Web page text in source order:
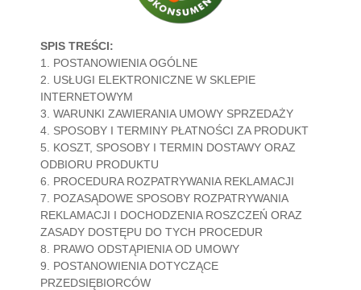
SPIS TREŚCI:
1. POSTANOWIENIA OGÓLNE
2. USŁUGI ELEKTRONICZNE W SKLEPIE
INTERNETOWYM
3. WARUNKI ZAWIERANIA UMOWY SPRZEDAŻY
4. SPOSOBY I TERMINY PŁATNOŚCI ZA PRODUKT
5. KOSZT, SPOSOBY I TERMIN DOSTAWY ORAZ
ODBIORU PRODUKTU
6. PROCEDURA ROZPATRYWANIA REKLAMACJI
7. POZASĄDOWE SPOSOBY ROZPATRYWANIA
REKLAMACJI I DOCHODZENIA ROSZCZEŃ ORAZ
ZASADY DOSTĘPU DO TYCH PROCEDUR
8. PRAWO ODSTĄPIENIA OD UMOWY
9. POSTANOWIENIA DOTYCZĄCE
PRZEDSIĘBIORCÓW